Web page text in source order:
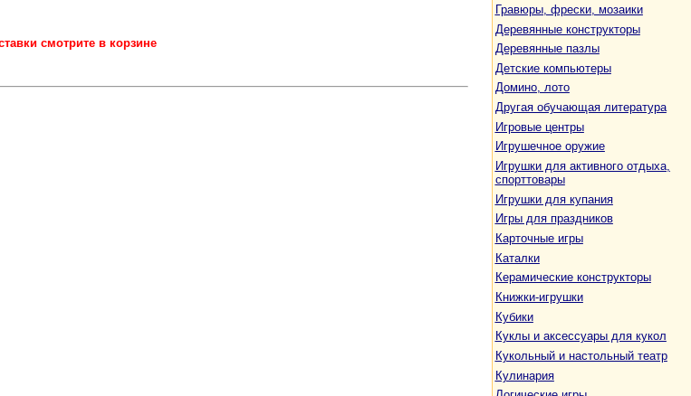
смотрите в корзине
Гравюры, фрески, мозаики
Деревянные конструкторы
Деревянные пазлы
Детские компьютеры
Домино, лото
Другая обучающая литература
Игровые центры
Игрушечное оружие
Игрушки для активного отдыха,
спорттовары
Игрушки для купания
Игры для праздников
Карточные игры
Каталки
Керамические конструкторы
Книжки-игрушки
Кубики
Куклы и аксессуары для кукол
Кукольный и настольный театр
Кулинария